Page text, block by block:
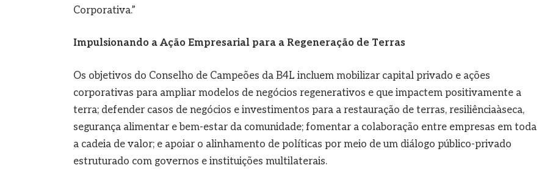
Corporativa.”
Impulsionando a Ação Empresarial para a Regeneração de Terras
Os objetivos do Conselho de Campeões da B4L incluem mobilizar capital privado e ações
corporativas para ampliar modelos de negócios regenerativos e que impactem positivamente a
terra; defender casos de negócios e investimentos para a restauração de terras, resiliênciaàseca,
segurança alimentar e bem-estar da comunidade; fomentar a colaboração entre empresas em toda
a cadeia de valor; e apoiar o alinhamento de políticas por meio de um diálogo público-privado
estruturado com governos e instituições multilaterais.